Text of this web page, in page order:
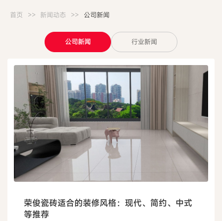
首页 >> 新闻动态 >> 公司新闻
公司新闻 行业新闻
荣俊瓷砖适合的装修风格：现代、简约、中式
等推荐